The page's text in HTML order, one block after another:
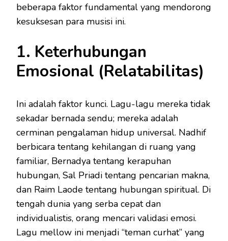
beberapa faktor fundamental yang mendorong
kesuksesan para musisi ini.
1. Keterhubungan
Emosional (Relatabilitas)
Ini adalah faktor kunci. Lagu-lagu mereka tidak
sekadar bernada sendu; mereka adalah
cerminan pengalaman hidup universal. Nadhif
berbicara tentang kehilangan di ruang yang
familiar, Bernadya tentang kerapuhan
hubungan, Sal Priadi tentang pencarian makna,
dan Raim Laode tentang hubungan spiritual. Di
tengah dunia yang serba cepat dan
individualistis, orang mencari validasi emosi.
Lagu mellow ini menjadi “teman curhat” yang